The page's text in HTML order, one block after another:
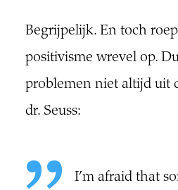
Begrijpelijk. En toch
positivisme wrevel op.
problemen niet altijd uit
dr. Seuss:
I’m afraid that